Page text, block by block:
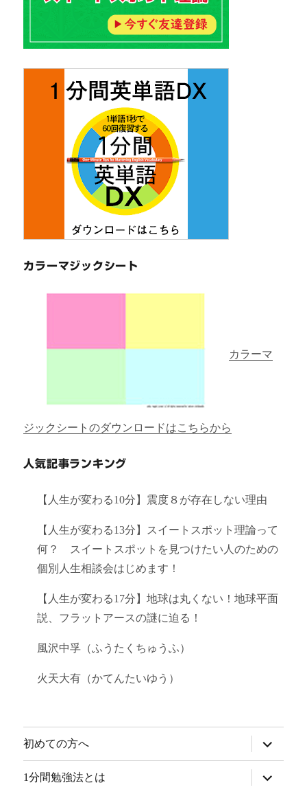
カラーマジックシート
カラーマ
ジックシートのダウンロードはこちらから
人気記事ランキング
【人生が変わる10分】震度８が存在しない理由
【人生が変わる13分】スイートスポット理論って
何？ スイートスポットを見つけたい人のための
個別人生相談会はじめます！
【人生が変わる17分】地球は丸くない！地球平面
説、フラットアースの謎に迫る！
風沢中孚（ふうたくちゅうふ）
火天大有（かてんたいゆう）
初めての方へ
ブ
メ
ニ
ュ
1分間勉強法とは
ブ